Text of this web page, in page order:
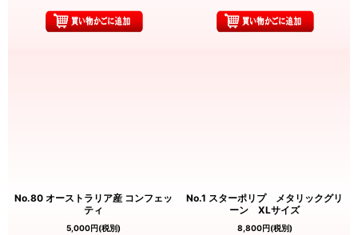
No.80 オーストラリア産 コンフェッ
ティ
5,000円(税別)
No.1 スターポリプ メタリックグリ
ーン XLサイズ
8,800円(税別)